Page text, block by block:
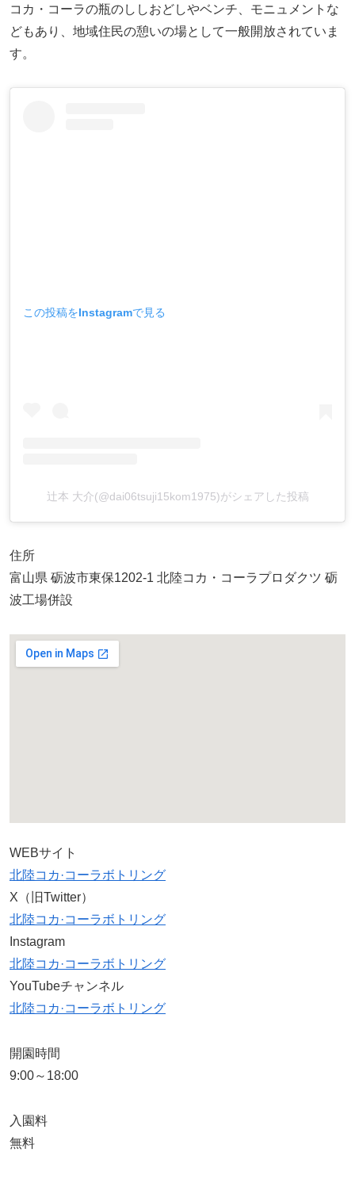
コカ・コーラの瓶のししおどしやベンチ、モニュメントな
どもあり、地域住民の憩いの場として一般開放されていま
す。
この投稿をInstagramで見る
辻本 大介(@dai06tsuji15kom1975)がシェアした投稿
住所
富山県 砺波市東保1202-1 北陸コカ・コーラプロダクツ 砺
波工場併設
WEBサイト
北陸コカ·コーラボトリング
X（旧Twitter）
北陸コカ·コーラボトリング
Instagram
北陸コカ·コーラボトリング
YouTubeチャンネル
北陸コカ·コーラボトリング
開園時間
9:00～18:00
入園料
無料